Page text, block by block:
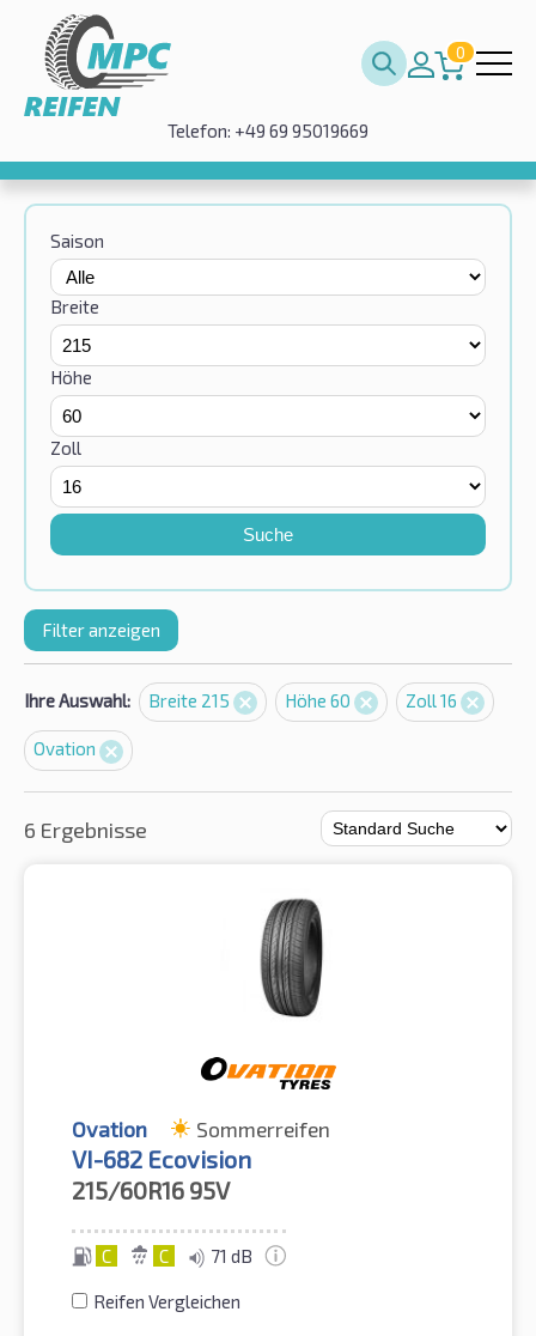
0
Telefon: +49 69 95019669
Saison
Breite
Höhe
Zoll
Suche
Filter anzeigen
Ihre Auswahl: Breite 215 Höhe 60 Zoll 16
Ovation
6 Ergebnisse
Ovation Sommerreifen
VI-682 Ecovision
215/60R16 95V
C C 71 dB
Reifen Vergleichen